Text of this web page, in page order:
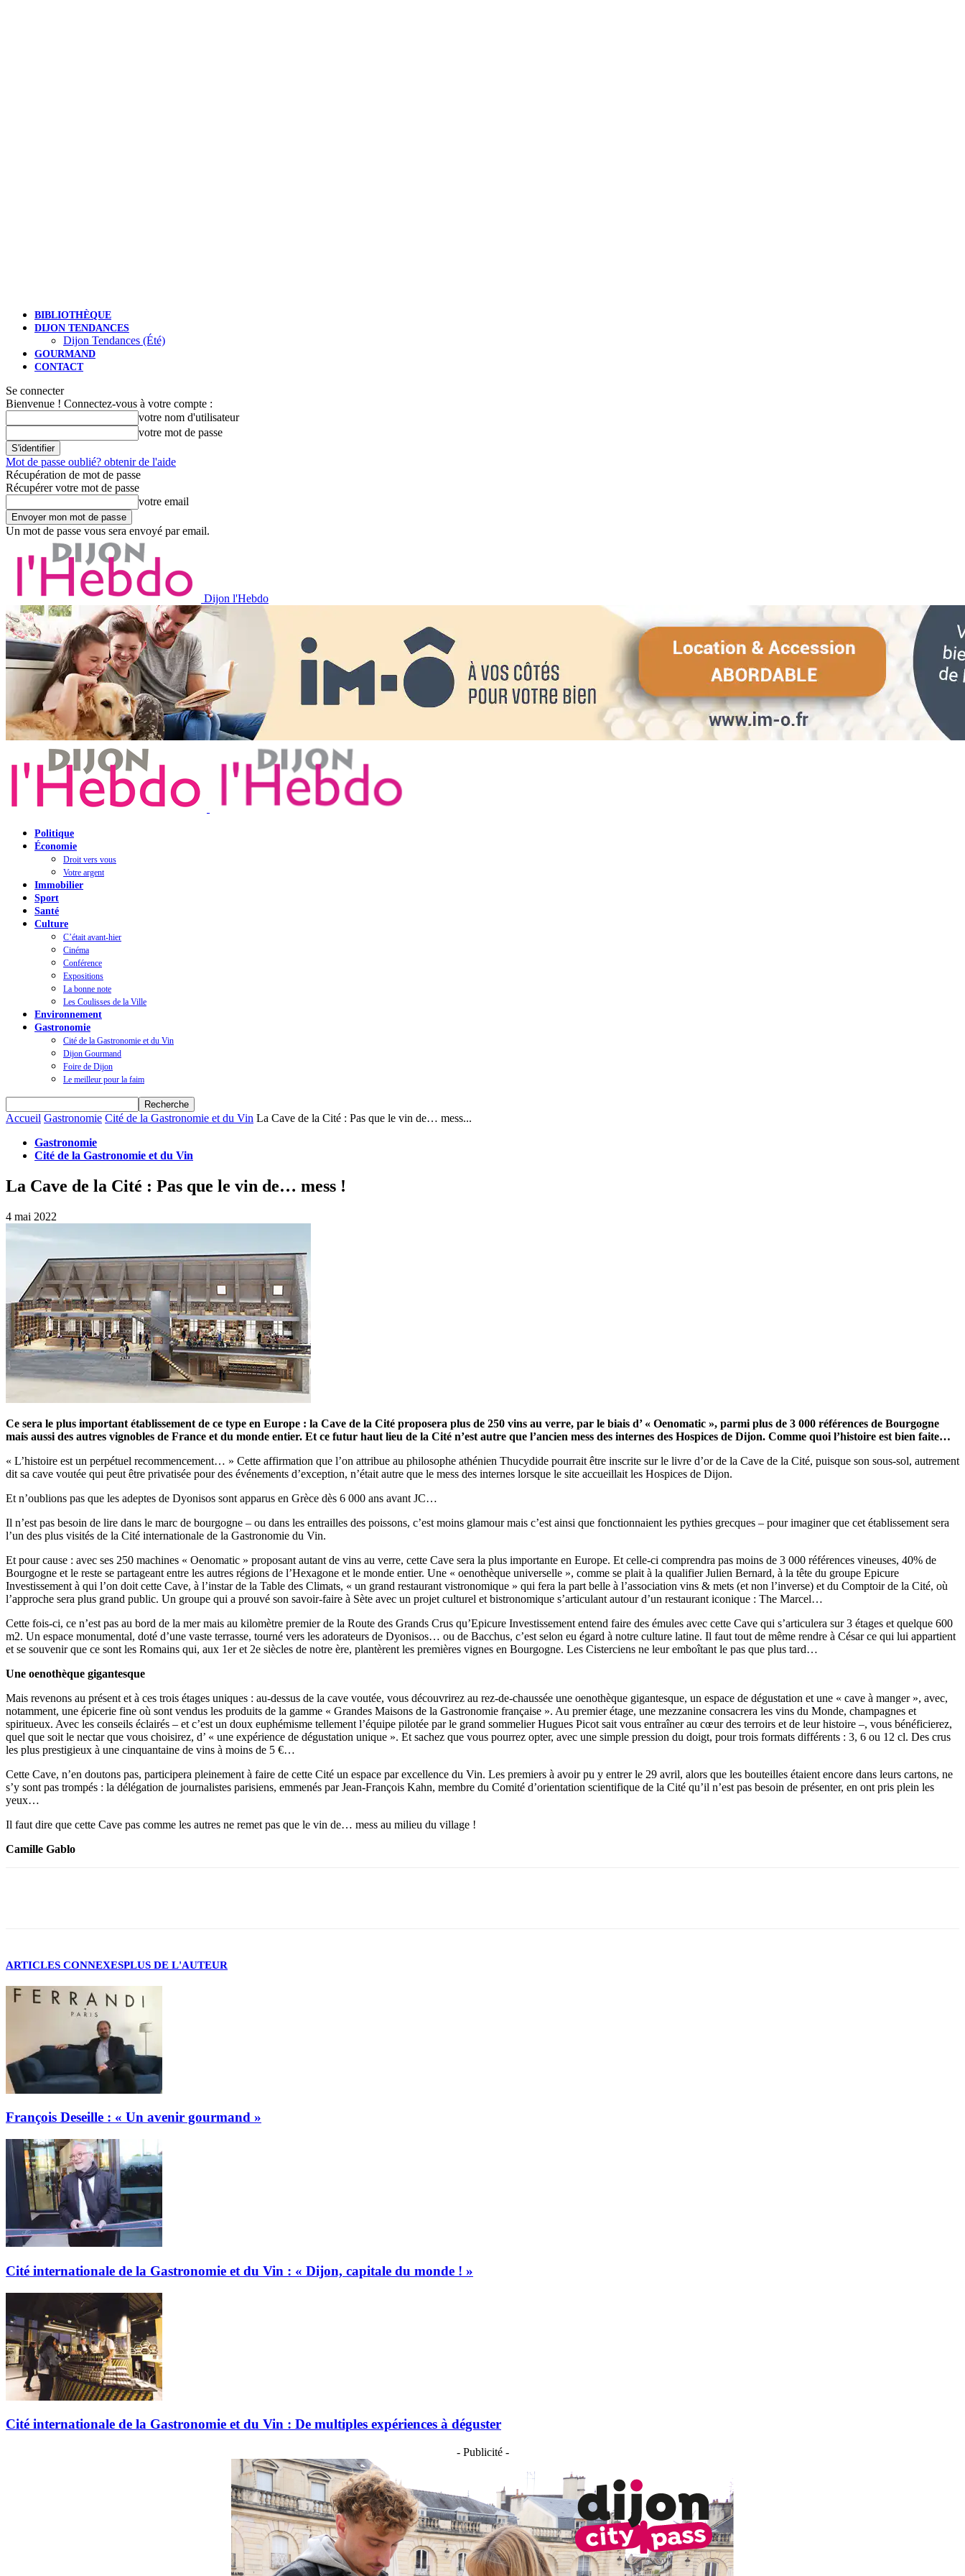
BIBLIOTHÈQUE
DIJON TENDANCES
Dijon Tendances (Été)
GOURMAND
CONTACT
Se connecter
Bienvenue ! Connectez-vous à votre compte :
votre nom d'utilisateur
votre mot de passe
Mot de passe oublié? obtenir de l'aide
Récupération de mot de passe
Récupérer votre mot de passe
votre email
Un mot de passe vous sera envoyé par email.
Dijon l'Hebdo
Politique
Économie
Droit vers vous
Votre argent
Immobilier
Sport
Santé
Culture
C’était avant-hier
Cinéma
Conférence
Expositions
La bonne note
Les Coulisses de la Ville
Environnement
Gastronomie
Cité de la Gastronomie et du Vin
Dijon Gourmand
Foire de Dijon
Le meilleur pour la faim
Accueil Gastronomie Cité de la Gastronomie et du Vin La Cave de la Cité : Pas que le vin de… mess...
Gastronomie
Cité de la Gastronomie et du Vin
La Cave de la Cité : Pas que le vin de… mess !
4 mai 2022
Ce sera le plus important établissement de ce type en Europe : la Cave de la Cité proposera plus de 250 vins au verre, par le biais d’ « Oenomatic », parmi plus de 3 000 références de Bourgogne
mais aussi des autres vignobles de France et du monde entier. Et ce futur haut lieu de la Cité n’est autre que l’ancien mess des internes des Hospices de Dijon. Comme quoi l’histoire est bien faite…
« L’histoire est un perpétuel recommencement… » Cette affirmation que l’on attribue au philosophe athénien Thucydide pourrait être inscrite sur le livre d’or de la Cave de la Cité, puisque son sous-sol, autrement
dit sa cave voutée qui peut être privatisée pour des événements d’exception, n’était autre que le mess des internes lorsque le site accueillait les Hospices de Dijon.
Et n’oublions pas que les adeptes de Dyonisos sont apparus en Grèce dès 6 000 ans avant JC…
Il n’est pas besoin de lire dans le marc de bourgogne – ou dans les entrailles des poissons, c’est moins glamour mais c’est ainsi que fonctionnaient les pythies grecques – pour imaginer que cet établissement sera
l’un des plus visités de la Cité internationale de la Gastronomie du Vin.
Et pour cause : avec ses 250 machines « Oenomatic » proposant autant de vins au verre, cette Cave sera la plus importante en Europe. Et celle-ci comprendra pas moins de 3 000 références vineuses, 40% de
Bourgogne et le reste se partageant entre les autres régions de l’Hexagone et le monde entier. Une « oenothèque universelle », comme se plait à la qualifier Julien Bernard, à la tête du groupe Epicure
Investissement à qui l’on doit cette Cave, à l’instar de la Table des Climats, « un grand restaurant vistronomique » qui fera la part belle à l’association vins & mets (et non l’inverse) et du Comptoir de la Cité, où
l’approche sera plus grand public. Un groupe qui a prouvé son savoir-faire à Sète avec un projet culturel et bistronomique s’articulant autour d’un restaurant iconique : The Marcel…
Cette fois-ci, ce n’est pas au bord de la mer mais au kilomètre premier de la Route des Grands Crus qu’Epicure Investissement entend faire des émules avec cette Cave qui s’articulera sur 3 étages et quelque 600
m2. Un espace monumental, doté d’une vaste terrasse, tourné vers les adorateurs de Dyonisos… ou de Bacchus, c’est selon eu égard à notre culture latine. Il faut tout de même rendre à César ce qui lui appartient
et se souvenir que ce sont les Romains qui, aux 1er et 2e siècles de notre ère, plantèrent les premières vignes en Bourgogne. Les Cisterciens ne leur emboîtant le pas que plus tard…
Une oenothèque gigantesque
Mais revenons au présent et à ces trois étages uniques : au-dessus de la cave voutée, vous découvrirez au rez-de-chaussée une oenothèque gigantesque, un espace de dégustation et une « cave à manger », avec,
notamment, une épicerie fine où sont vendus les produits de la gamme « Grandes Maisons de la Gastronomie française ». Au premier étage, une mezzanine consacrera les vins du Monde, champagnes et
spiritueux. Avec les conseils éclairés – et c’est un doux euphémisme tellement l’équipe pilotée par le grand sommelier Hugues Picot sait vous entraîner au cœur des terroirs et de leur histoire –, vous bénéficierez,
quel que soit le nectar que vous choisirez, d’ « une expérience de dégustation unique ». Et sachez que vous pourrez opter, avec une simple pression du doigt, pour trois formats différents : 3, 6 ou 12 cl. Des crus
les plus prestigieux à une cinquantaine de vins à moins de 5 €…
Cette Cave, n’en doutons pas, participera pleinement à faire de cette Cité un espace par excellence du Vin. Les premiers à avoir pu y entrer le 29 avril, alors que les bouteilles étaient encore dans leurs cartons, ne
s’y sont pas trompés : la délégation de journalistes parisiens, emmenés par Jean-François Kahn, membre du Comité d’orientation scientifique de la Cité qu’il n’est pas besoin de présenter, en ont pris plein les
yeux…
Il faut dire que cette Cave pas comme les autres ne remet pas que le vin de… mess au milieu du village !
Camille Gablo
ARTICLES CONNEXESPLUS DE L'AUTEUR
François Deseille : « Un avenir gourmand »
Cité internationale de la Gastronomie et du Vin : « Dijon, capitale du monde ! »
Cité internationale de la Gastronomie et du Vin : De multiples expériences à déguster
- Publicité -